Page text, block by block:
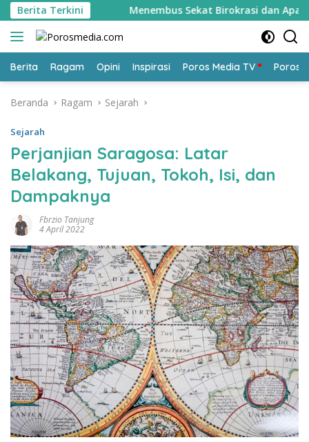
Langsung
ke
konten
Berita Terkini
Menembus Sekat Birokrasi dan Apatisme: Gerakan
Berita Ragam Opini Inspirasi Poros Media TV Poros
Beranda Ragam Sejarah
Sejarah
Perjanjian Saragosa: Latar
Belakang, Tujuan, Tokoh, Isi, dan
Dampaknya
Fbrzio Tanjung
4 April 2022